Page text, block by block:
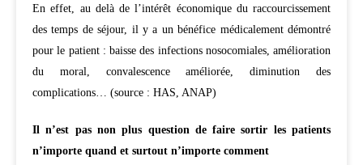
En effet, au delà de l’intérêt économique du raccourcissement
des temps de séjour, il y a un bénéfice médicalement démontré
pour le patient : baisse des infections nosocomiales, amélioration
du moral, convalescence améliorée, diminution des
complications… (source : HAS, ANAP)
Il n’est pas non plus question de faire sortir les patients
n’importe quand et surtout n’importe comment